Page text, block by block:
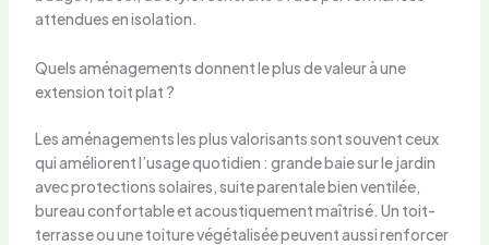
attendues en isolation.
Quels aménagements donnent le plus de valeur à une
extension toit plat ?
Les aménagements les plus valorisants sont souvent ceux
qui améliorent l’usage quotidien : grande baie sur le jardin
avec protections solaires, suite parentale bien ventilée,
bureau confortable et acoustiquement maîtrisé. Un toit-
terrasse ou une toiture végétalisée peuvent aussi renforcer